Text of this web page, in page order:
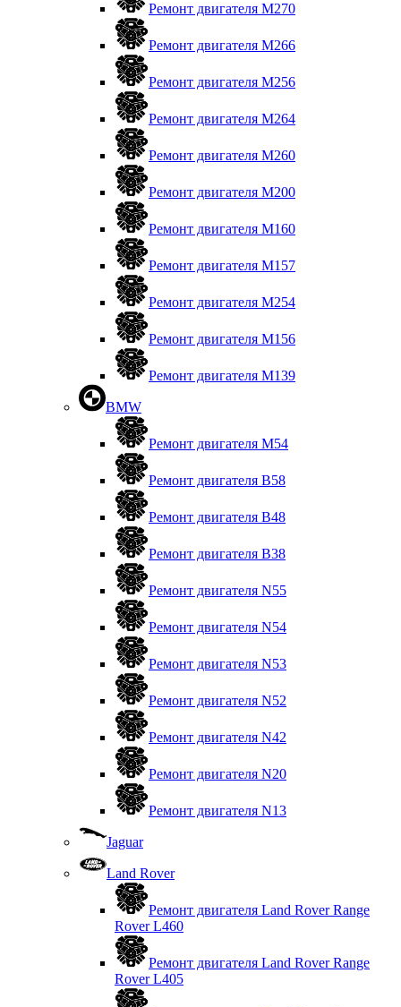
Ремонт двигателя М270
Ремонт двигателя М266
Ремонт двигателя М256
Ремонт двигателя М264
Ремонт двигателя М260
Ремонт двигателя M200
Ремонт двигателя М160
Ремонт двигателя М157
Ремонт двигателя М254
Ремонт двигателя М156
Ремонт двигателя M139
BMW
Ремонт двигателя М54
Ремонт двигателя B58
Ремонт двигателя В48
Ремонт двигателя В38
Ремонт двигателя N55
Ремонт двигателя N54
Ремонт двигателя N53
Ремонт двигателя N52
Ремонт двигателя N42
Ремонт двигателя N20
Ремонт двигателя N13
Jaguar
Land Rover
Ремонт двигателя Land Rover Range
Rover L460
Ремонт двигателя Land Rover Range
Rover L405